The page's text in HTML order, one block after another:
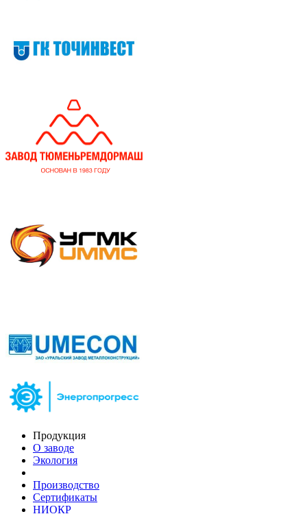
Продукция
О заводе
Экология
Производство
Сертификаты
НИОКР